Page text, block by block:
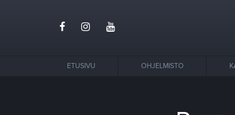
ETUSIVU OHJELMISTO